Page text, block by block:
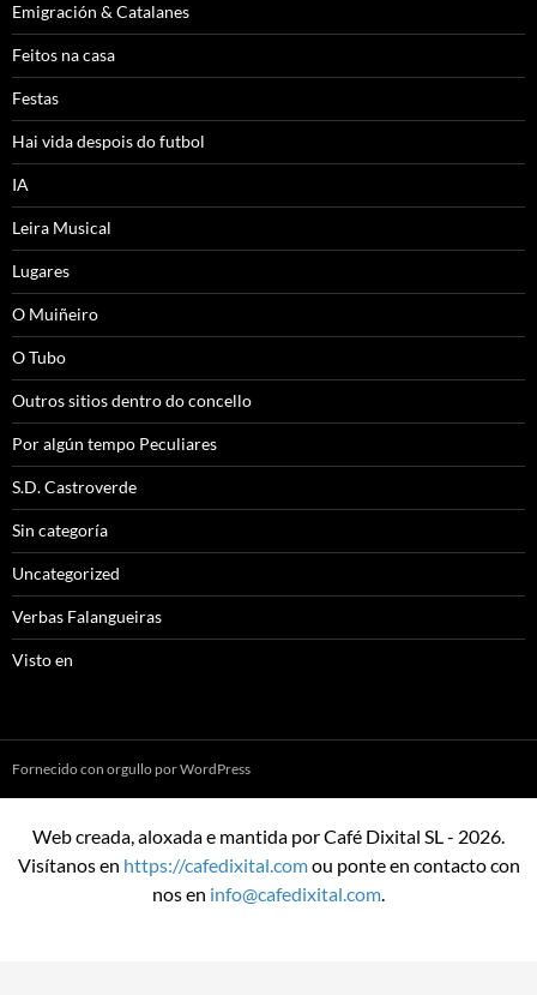
Emigración & Catalanes
Feitos na casa
Festas
Hai vida despois do futbol
IA
Leira Musical
Lugares
O Muiñeiro
O Tubo
Outros sitios dentro do concello
Por algún tempo Peculiares
S.D. Castroverde
Sin categoría
Uncategorized
Verbas Falangueiras
Visto en
Fornecido con orgullo por WordPress
Web creada, aloxada e mantida por Café Dixital SL - 2026.
Visítanos en https://cafedixital.comou ponte en contacto con
nos en info@cafedixital.com.